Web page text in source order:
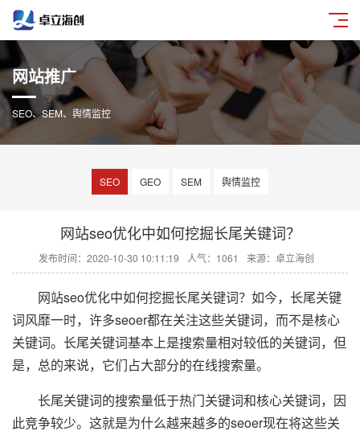
网站推广
SEO、SEM、舆情监控
SEO GEO SEM 舆情监控
网站seo优化中如何挖掘长尾关键词？
发布时间：2020-10-30 10:11:19 人气：1061 来源：卓立海创
网站seo优化中如何挖掘长尾关键词？如今，长尾关键
词风靡一时，许多seoer都在关注这些关键词，而不是核心
关键词。长尾关键词基本上是搜索量相对较低的关键词，但
是，总的来说，它们占大部分的在线搜索量。
长尾关键词的搜索量低于热门关键词和核心关键词，因
此竞争较少。这就是为什么越来越多的seoer现在将这些关